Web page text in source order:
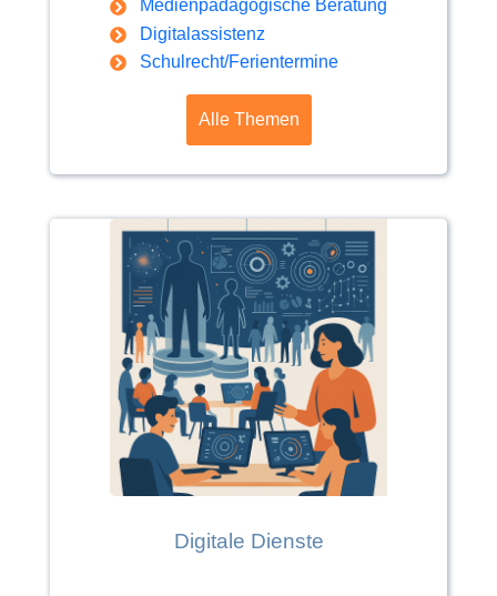
Medienpädagogische Beratung
Digitalassistenz
Schulrecht/Ferientermine
Alle Themen
Digitale Dienste